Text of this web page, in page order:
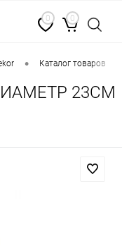
0 0
• каталог товаров
23СМ